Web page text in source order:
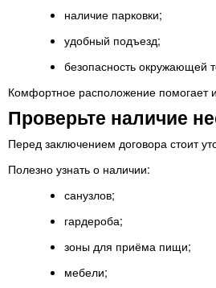
наличие парковки;
удобный подъезд;
безопасность окружающей
Комфортное расположение помогает
Проверьте наличие
Перед заключением договора стоит
Полезно узнать о наличии:
санузлов;
гардероба;
зоны для приёма пищи;
мебели;